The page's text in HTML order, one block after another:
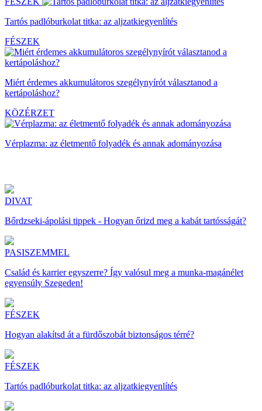
Tartós padlóburkolat titka: az aljzatkiegyenlítés
FÉSZEK
Miért érdemes akkumulátoros szegélynyírót választanod a
kertápoláshoz?
KÖZÉRZET
Vérplazma: az életmentő folyadék és annak adományozása
DIVAT
Bőrdzseki-ápolási tippek - Hogyan őrizd meg a kabát tartósságát?
PASISZEMMEL
Család és karrier egyszerre? Így valósul meg a munka-magánélet
egyensúly Szegeden!
FÉSZEK
Hogyan alakítsd át a fürdőszobát biztonságos térré?
FÉSZEK
Tartós padlóburkolat titka: az aljzatkiegyenlítés